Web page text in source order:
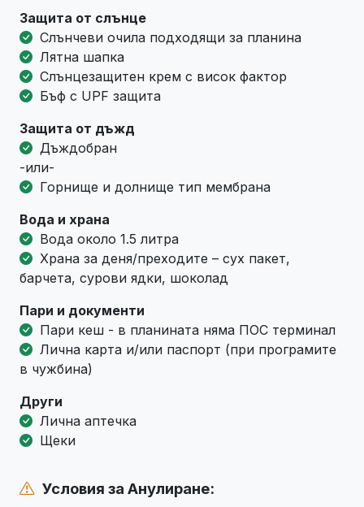
Защита от слънце
Слънчеви очила подходящи за планина
Лятна шапка
Слънцезащитен крем с висок фактор
Бъф с UPF защита
Защита от дъжд
Дъждобран
-или-
Горнище и долнище тип мембрана
Вода и храна
Вода около 1.5 литра
Храна за деня/преходите – сух пакет,
барчета, сурови ядки, шоколад
Пари и документи
Пари кеш - в планината няма ПОС терминал
Лична карта и/или паспорт (при програмите
в чужбина)
Други
Лична аптечка
Щеки
Условия за Анулиране: